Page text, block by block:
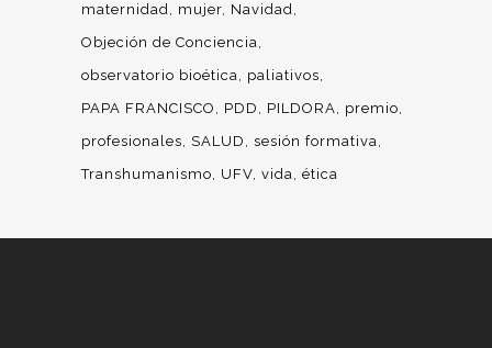
maternidad
mujer Navidad
Objeción de Conciencia
observatorio bioética
paliativos
PAPA FRANCISCO
PDD PILDORA
premio
profesionales
SALUD
sesión formativa
Transhumanismo
UFV vida ética